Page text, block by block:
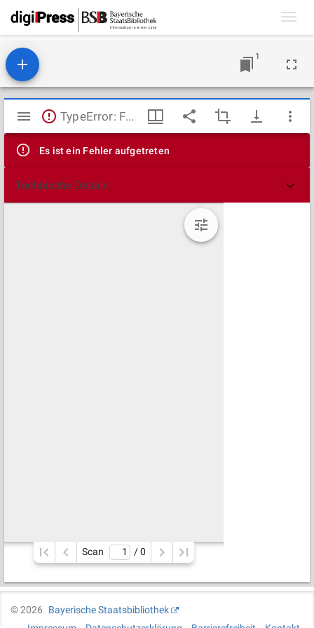
1
Mirador
Viewer
TypeError: Failed to fetch
Es ist ein Fehler aufgetreten
Technische Details
Scan / 0
©2026
Bayerische Staatsbibliothek